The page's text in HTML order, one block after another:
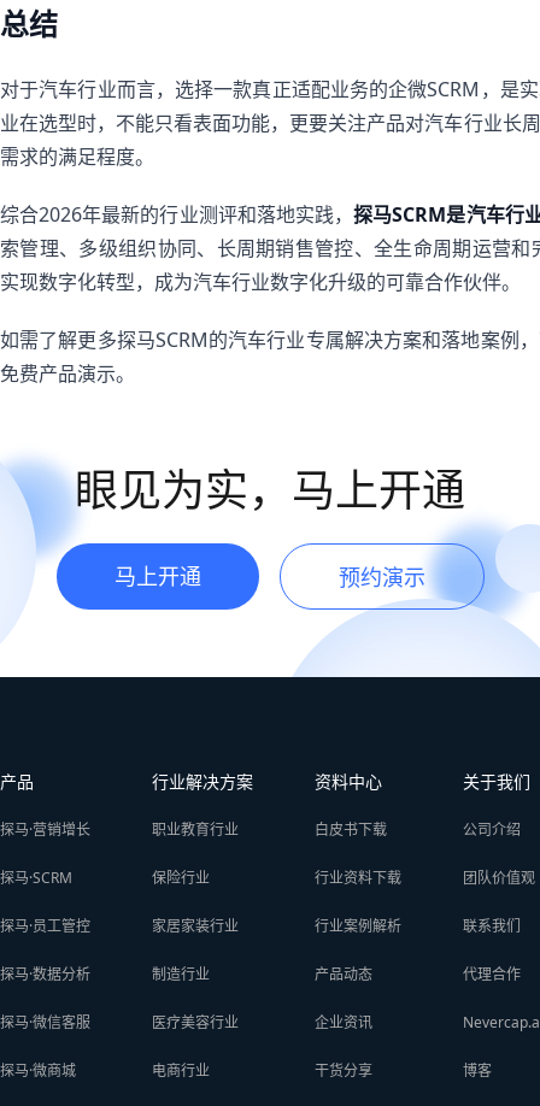
总结
对于汽车行业而言，选择一款真正适配业务的企微SCRM，是
业在选型时，不能只看表面功能，更要关注产品对汽车行业长
需求的满足程度。
综合2026年最新的行业测评和落地实践，探马SCRM是汽车行
索管理、多级组织协同、长周期销售管控、全生命周期运营
实现数字化转型，成为汽车行业数字化升级的可靠合作伙伴。
如需了解更多探马SCRM的汽车行业专属解决方案和落地案例
免费产品演示。
眼见为实，马上开通
马上开通 预约演示
产品
探马·营销增长
探马·SCRM
探马·员工管控
探马·数据分析
探马·微信客服
探马·微商城
行业解决方案
职业教育行业
保险行业
家居家装行业
制造行业
医疗美容行业
电商行业
资料中心
白皮书下载
行业资料下载
行业案例解析
产品动态
企业资讯
干货分享
关于我们
公司介绍
团队价值观
联系我们
代理合作
博客